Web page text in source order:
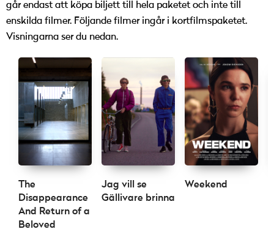
går endast att köpa biljett till hela paketet och inte till
enskilda filmer. Följande filmer ingår i kortfilmspaketet.
Visningarna ser du nedan.
The
Disappearance
And Return of a
Beloved
Jag vill se
Gällivare brinna
Weekend